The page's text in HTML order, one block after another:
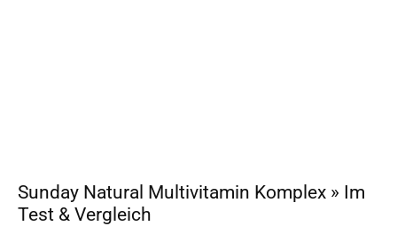
Sunday Natural Multivitamin Komplex » Im
Test & Vergleich